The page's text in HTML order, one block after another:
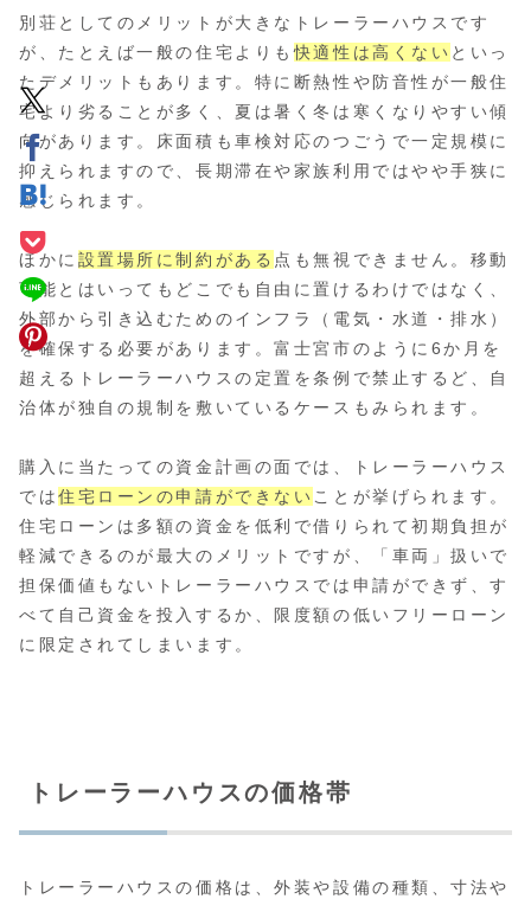
別荘としてのメリットが大きなトレーラーハウスです
が、たとえば一般の住宅よりも快適性は高くない といっ
たデメリットもあります。特に断熱性や防音性が一般住
宅より劣ることが多く、夏は暑く冬は寒くなりやすい傾
向があります。床面積も車検対応のつごうで一定規模に
抑えられますので、長期滞在や家族利用ではやや手狭に
感じられます。
ほかに 設置場所に制約がある 点も無視できません。移動
可能とはいってもどこでも自由に置けるわけではなく、
外部から引き込むためのインフラ（電気・水道・排水）
を確保する必要があります。富士宮市のように6か月を
超えるトレーラーハウスの定置を条例で禁止するど、自
治体が独自の規制を敷いているケースもみられます。
購入に当たっての資金計画の面では、トレーラーハウス
では住宅ローンの申請ができない ことが挙げられます。
住宅ローンは多額の資金を低利で借りられて初期負担が
軽減できるのが最大のメリットですが、「車両」扱いで
担保価値もないトレーラーハウスでは申請ができず、す
べて自己資金を投入するか、限度額の低いフリーローン
に限定されてしまいます。
トレーラーハウスの価格帯
トレーラーハウスの価格は、外装や設備の種類、寸法や